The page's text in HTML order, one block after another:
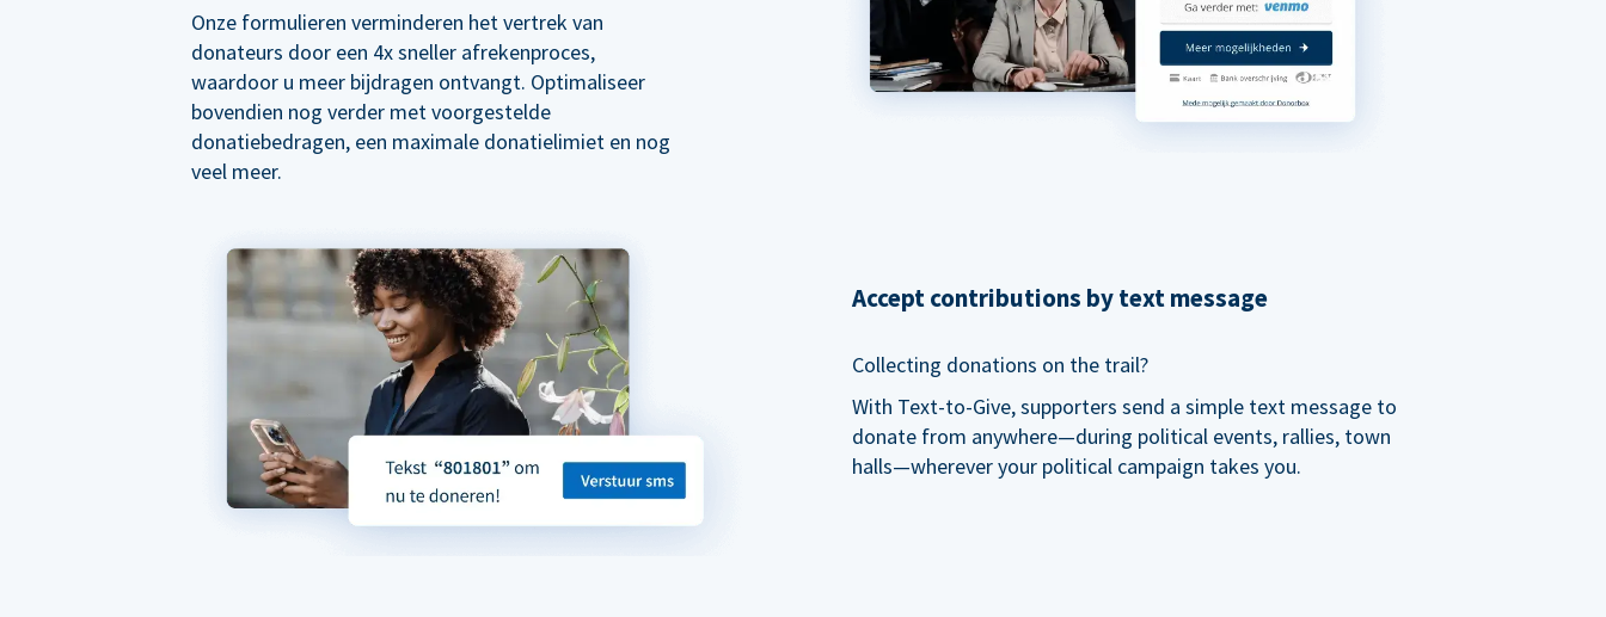
Onze formulieren verminderen het vertrek van
donateurs door een 4x sneller afrekenproces,
waardoor u meer bijdragen ontvangt. Optimaliseer
bovendien nog verder met voorgestelde
donatiebedragen, een maximale donatielimiet en nog
veel meer.
Accept contributions by text message
Collecting donations on the trail?
With Text-to-Give, supporters send a simple text message to
donate from anywhere—during political events, rallies, town
halls—wherever your political campaign takes you.